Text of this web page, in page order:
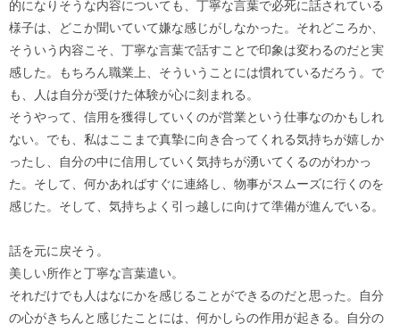
的になりそうな内容についても、丁寧な言葉で必死に話されている
様子は、どこか聞いていて嫌な感じがしなかった。それどころか、
そういう内容こそ、丁寧な言葉で話すことで印象は変わるのだと実
感した。もちろん職業上、そういうことには慣れているだろう。で
も、人は自分が受けた体験が心に刻まれる。
そうやって、信用を獲得していくのが営業という仕事なのかもしれ
ない。でも、私はここまで真摯に向き合ってくれる気持ちが嬉しか
ったし、自分の中に信用していく気持ちが湧いてくるのがわかっ
た。そして、何かあればすぐに連絡し、物事がスムーズに行くのを
感じた。そして、気持ちよく引っ越しに向けて準備が進んでいる。
話を元に戻そう。
美しい所作と丁寧な言葉遣い。
それだけでも人はなにかを感じることができるのだと思った。自分
の心がきちんと感じたことには、何かしらの作用が起きる。自分の